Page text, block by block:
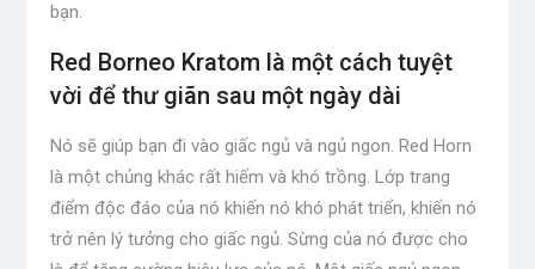
bạn.
Red Borneo Kratom là một cách tuyệt
vời để thư giãn sau một ngày dài
Nó sẽ giúp bạn đi vào giấc ngủ và ngủ ngon. Red Horn
là một chủng khác rất hiếm và khó trồng. Lớp trang
điểm độc đáo của nó khiến nó khó phát triển, khiến nó
trở nên lý tưởng cho giấc ngủ. Sừng của nó được cho